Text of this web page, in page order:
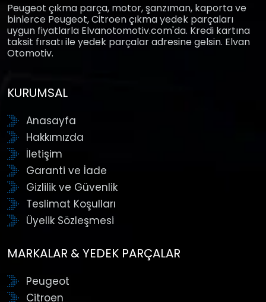
Peugeot çıkma parça, motor, şanzıman, kaporta ve
binlerce Peugeot, Citroen çıkma yedek parçaları
uygun fiyatlarla Elvanotomotiv.com'da. Kredi kartına
taksit fırsatı ile yedek parçalar adresine gelsin. Elvan
Otomotiv.
KURUMSAL
Anasayfa
Hakkımızda
İletişim
Garanti ve İade
Gizlilik ve Güvenlik
Teslimat Koşulları
Üyelik Sözleşmesi
MARKALAR & YEDEK PARÇALAR
Peugeot
Citroen